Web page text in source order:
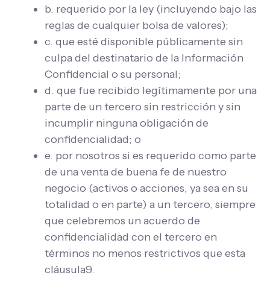
b. requerido por la ley (incluyendo bajo las
reglas de cualquier bolsa de valores);
c. que esté disponible públicamente sin
culpa del destinatario de la Información
Confidencial o su personal;
d. que fue recibido legítimamente por una
parte de un tercero sin restricción y sin
incumplir ninguna obligación de
confidencialidad; o
e. por nosotros si es requerido como parte
de una venta de buena fe de nuestro
negocio (activos o acciones, ya sea en su
totalidad o en parte) a un tercero, siempre
que celebremos un acuerdo de
confidencialidad con el tercero en
términos no menos restrictivos que esta
cláusula9.